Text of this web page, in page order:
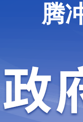
腾